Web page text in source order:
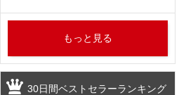
もっと見る
30日間ベストセラーランキング